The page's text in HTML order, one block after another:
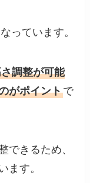
っています。
調整が可能
がポイントで
できるため、
ます。